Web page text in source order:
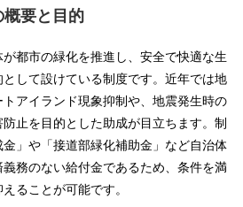
要と目的
都市の緑化を推進し、安全で快適な生
して設けている制度です。近年では地
アイランド現象抑制や、地震発生時の
止を目的とした助成が目立ちます。制
」や「接道部緑化補助金」など自治体
務のない給付金であるため、条件を満
ることが可能です。